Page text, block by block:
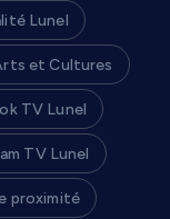
Lunel
et Cultures
TV Lunel
TV Lunel
proximité